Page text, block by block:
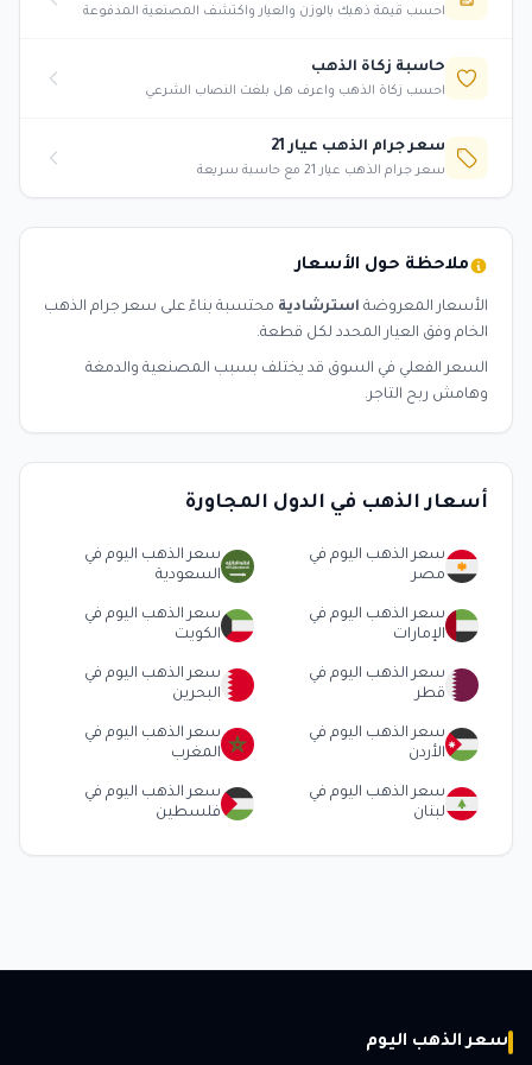
احسب قيمة ذهبك بالوزن والعيار واكتشف المصنعية المدفوعة
حاسبة زكاة الذهب
احسب زكاة الذهب واعرف هل بلغت النصاب الشرعي
سعر جرام الذهب عيار 21
سعر جرام الذهب عيار 21 مع حاسبة سريعة
ملاحظة حول الأسعار
الأسعار المعروضة استرشادية محتسبة بناءً على سعر جرام الذهب
الخام وفق العيار المحدد لكل قطعة.
السعر الفعلي في السوق قد يختلف بسبب المصنعية والدمغة
وهامش ربح التاجر.
أسعار الذهب في الدول المجاورة
سعر الذهب اليوم في
مصر
سعر الذهب اليوم في
السعودية
سعر الذهب اليوم في
الإمارات
سعر الذهب اليوم في
الكويت
سعر الذهب اليوم في
قطر
سعر الذهب اليوم في
البحرين
سعر الذهب اليوم في
الأردن
سعر الذهب اليوم في
المغرب
سعر الذهب اليوم في
لبنان
سعر الذهب اليوم في
فلسطين
سعر الذهب اليوم